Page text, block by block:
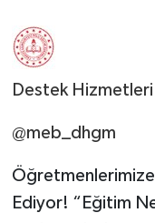
Destek
@meb_dhgm
Ediyor! “Eğitim